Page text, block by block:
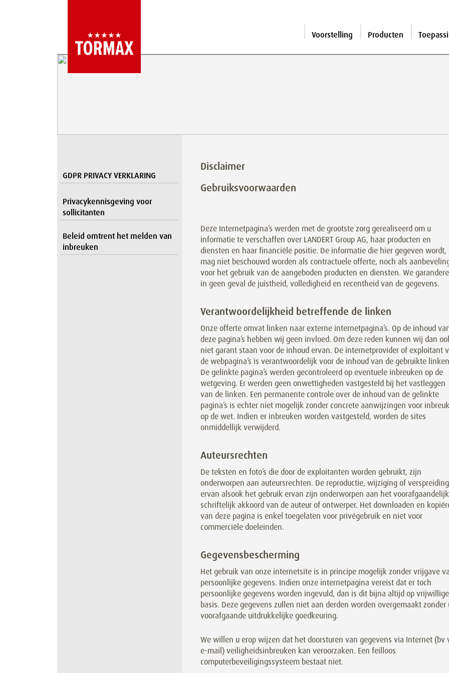
Voorstelling Producten
GDPR PRIVACY VERKLARING
Privacykennisgeving voor
sollicitanten
Beleid omtrent het melden van
inbreuken
Disclaimer
Gebruiksvoorwaarden
Deze Internetpagina’s werden met de grootste zorg gerealiseerd om u
informatie te verschaffen over LANDERT Group AG, haar producten en
diensten en haar financiële positie. De informatie die hier gegeven wordt,
mag niet beschouwd worden als contractuele offerte, noch als
voor het gebruik van de aangeboden producten en diensten. We
in geen geval de juistheid, volledigheid en recentheid van de gegevens.
Verantwoordelijkheid betreffende de linken
Onze offerte omvat linken naar externe internetpagina’s. Op de inhoud
deze pagina’s hebben wij geen invloed. Om deze reden kunnen wij dan
niet garant staan voor de inhoud ervan. De internetprovider of exploitant
de webpagina’s is verantwoordelijk voor de inhoud van de gebruikte
De gelinkte pagina’s werden gecontroleerd op eventuele inbreuken op de
wetgeving. Er werden geen onwettigheden vastgesteld bij het vastleggen
van de linken. Een permanente controle over de inhoud van de gelinkte
pagina’s is echter niet mogelijk zonder concrete aanwijzingen voor
op de wet. Indien er inbreuken worden vastgesteld, worden de sites
onmiddellijk verwijderd.
Auteursrechten
De teksten en foto’s die door de exploitanten worden gebruikt, zijn
onderworpen aan auteursrechten. De reproductie, wijziging of verspreiding
ervan alsook het gebruik ervan zijn onderworpen aan het voorafgaandelijk
schriftelijk akkoord van de auteur of ontwerper. Het downloaden en
van deze pagina is enkel toegelaten voor privégebruik en niet voor
commerciële doeleinden.
Gegevensbescherming
Het gebruik van onze internetsite is in principe mogelijk zonder vrijgave
persoonlijke gegevens. Indien onze internetpagina vereist dat er toch
persoonlijke gegevens worden ingevuld, dan is dit bijna altijd op vrijwillige
basis. Deze gegevens zullen niet aan derden worden overgemaakt zonder
voorafgaande uitdrukkelijke goedkeuring.
We willen u erop wijzen dat het doorsturen van gegevens via Internet (bv
e-mail) veiligheidsinbreuken kan veroorzaken. Een feilloos
computerbeveiligingssysteem bestaat niet.